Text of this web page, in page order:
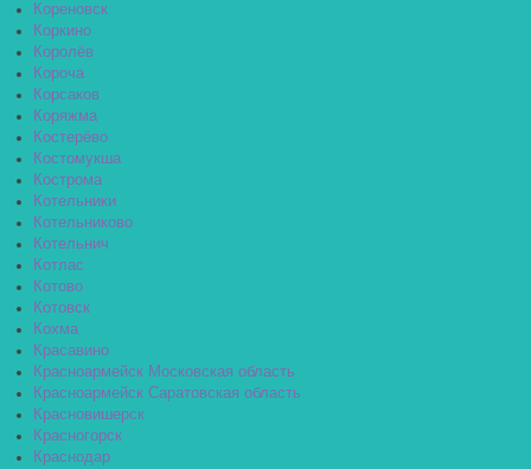
Кореновск
Коркино
Королёв
Короча
Корсаков
Коряжма
Костерёво
Костомукша
Кострома
Котельники
Котельниково
Котельнич
Котлас
Котово
Котовск
Кохма
Красавино
Красноармейск Московская область
Красноармейск Саратовская область
Красновишерск
Красногорск
Краснодар